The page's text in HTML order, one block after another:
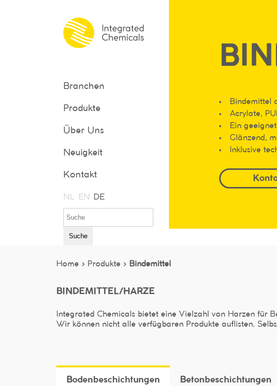
Branchen
Produkte
Über Uns
Neuigkeit
Kontakt
NL EN DE
Suche
Bindemittel
Acrylate,
Ein
Glänzend,
Inklusive
Home > Produkte > Bindemittel
BINDEMITTEL/HARZE
Integrated Chemicals bietet eine Vielzahl von Harzen für
Wir können nicht alle verfügbaren Produkte auflisten.
Bodenbeschichtungen Betonbeschichtungen